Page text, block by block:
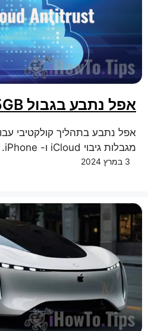
אפל נתבע בגבול 5GB ב- iCloud
מגבלות גיבוי iCloud ו- iPhone.
3 במרץ 2024